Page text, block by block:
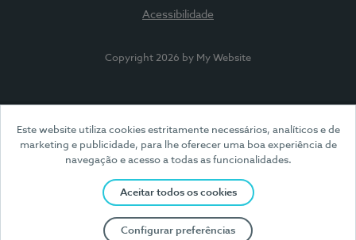
Este website utiliza cookies estritamente necessários, analíticos e de
marketing e publicidade, para lhe oferecer uma boa experiência de
navegação e acesso a todas as funcionalidades.
Aceitar todos os cookies
Configurar preferências
Acessibilidade
Copyright 2026 by My Website